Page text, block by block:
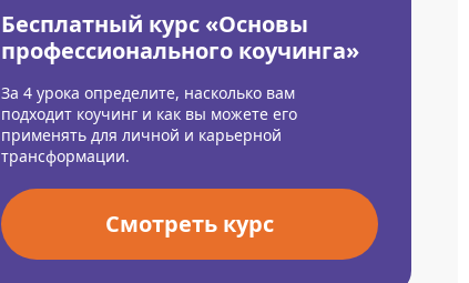
Бесплатный курс «Основы
профессионального коучинга»
За 4 урока определите, насколько вам
подходит коучинг и как вы можете его
применять для личной и карьерной
трансформации.
Смотреть курс